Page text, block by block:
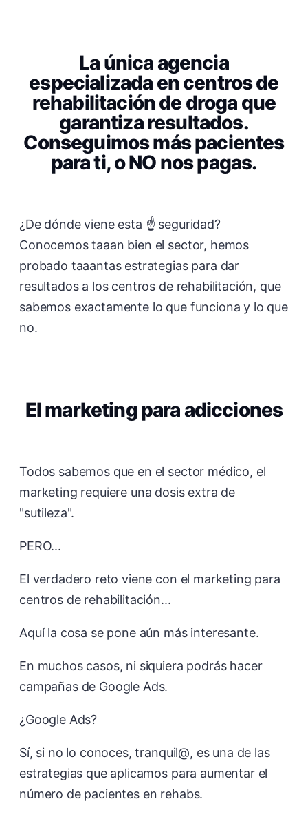
La única agencia
especializada en centros de
rehabilitación de droga que
garantiza resultados.
Conseguimos más pacientes
para ti, o NO nos pagas.
¿De dónde viene esta ☝️ seguridad?
Conocemos taaan bien el sector, hemos
probado taaantas estrategias para dar
resultados a los centros de rehabilitación, que
sabemos exactamente lo que funciona y lo que
no.
El marketing para adicciones
Todos sabemos que en el sector médico, el
marketing requiere una dosis extra de
"sutileza".
PERO...
El verdadero reto viene con el marketing para
centros de rehabilitación...
Aquí la cosa se pone aún más interesante.
En muchos casos, ni siquiera podrás hacer
campañas de Google Ads.
¿Google Ads?
Sí, si no lo conoces, tranquil@, es una de las
estrategias que aplicamos para aumentar el
número de pacientes en rehabs.